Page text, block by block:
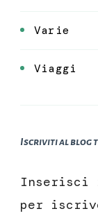
Varie
Viaggi
Iscriviti al blog
Inserisci
per